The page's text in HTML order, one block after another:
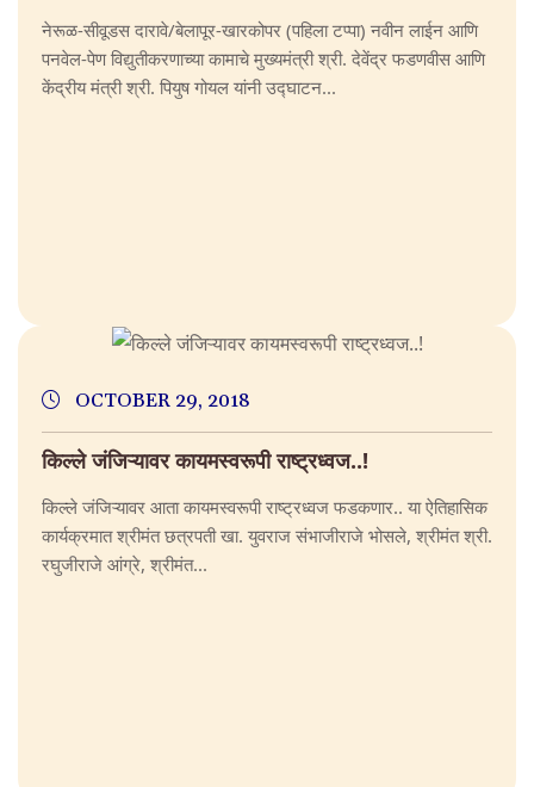
नेरूळ-सीवूडस दारावे/बेलापूर-खारकोपर (पहिला टप्पा) नवीन लाईन आणि
पनवेल-पेण विद्युतीकरणाच्या कामाचे मुख्यमंत्री श्री. देवेंद्र फडणवीस आणि
केंद्रीय मंत्री श्री. पियुष गोयल यांनी उद्घाटन...
OCTOBER 29, 2018
किल्ले जंजिऱ्यावर कायमस्वरूपी राष्ट्रध्वज..!
किल्ले जंजिऱ्यावर आता कायमस्वरूपी राष्ट्रध्वज फडकणार.. या ऐतिहासिक
कार्यक्रमात श्रीमंत छत्रपती खा. युवराज संभाजीराजे भोसले, श्रीमंत श्री.
रघुजीराजे आंग्रे, श्रीमंत...